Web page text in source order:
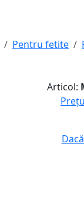
Pentru fetite
Articol: